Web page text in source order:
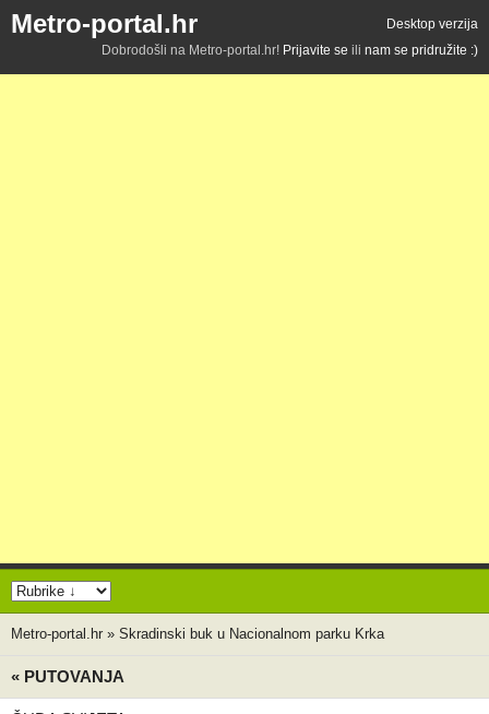
Metro-portal.hr
Desktop verzija
Dobrodošli na Metro-portal.hr! Prijavite se ili nam se pridružite :)
Metro-portal.hr » Skradinski buk u Nacionalnom parku Krka
« PUTOVANJA